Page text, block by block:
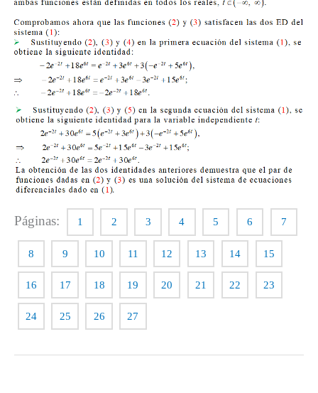
Páginas: 1 2 3 4 5 6 7
8 9 10 11 12 13 14 15
16 17 18 19 20 21 22 23
24 25 26 27